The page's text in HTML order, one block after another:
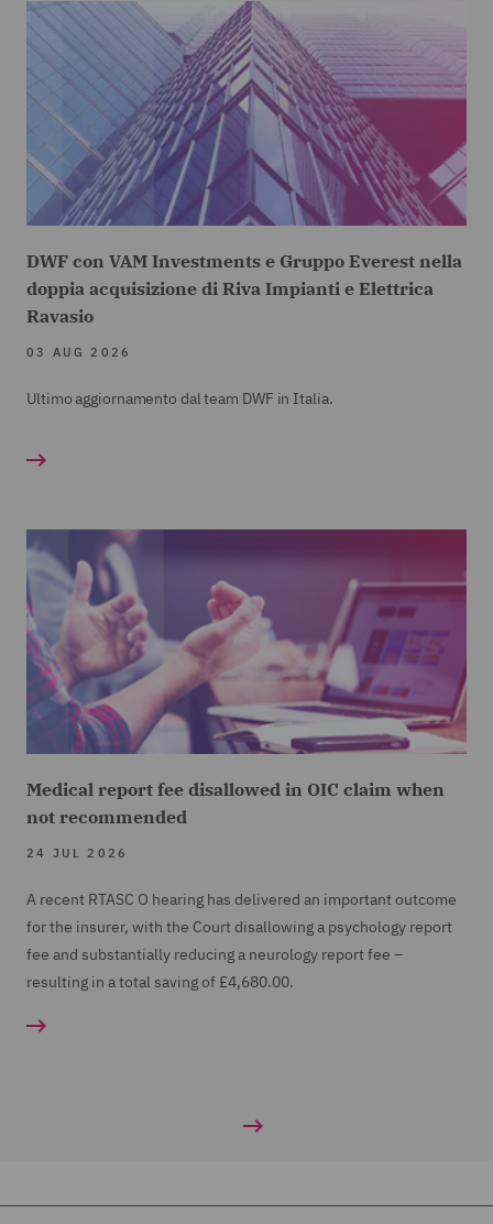
DWF con VAM Investments e Gruppo Everest nella
doppia acquisizione di Riva Impianti e Elettrica
Ravasio
03 AUG 2026
Ultimo aggiornamento dal team DWF in Italia.
Medical report fee disallowed in OIC claim when
not recommended
24 JUL 2026
A recent RTASC O hearing has delivered an important outcome
for the insurer, with the Court disallowing a psychology report
fee and substantially reducing a neurology report fee –
resulting in a total saving of £4,680.00.